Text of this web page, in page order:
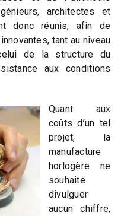
architectes et
donc réunis, afin de
tant au niveau
de la structure du
aux conditions
Quant aux
coûts d’un tel
projet, la
manufacture
horlogère ne
souhaite
divulguer
aucun chiffre,